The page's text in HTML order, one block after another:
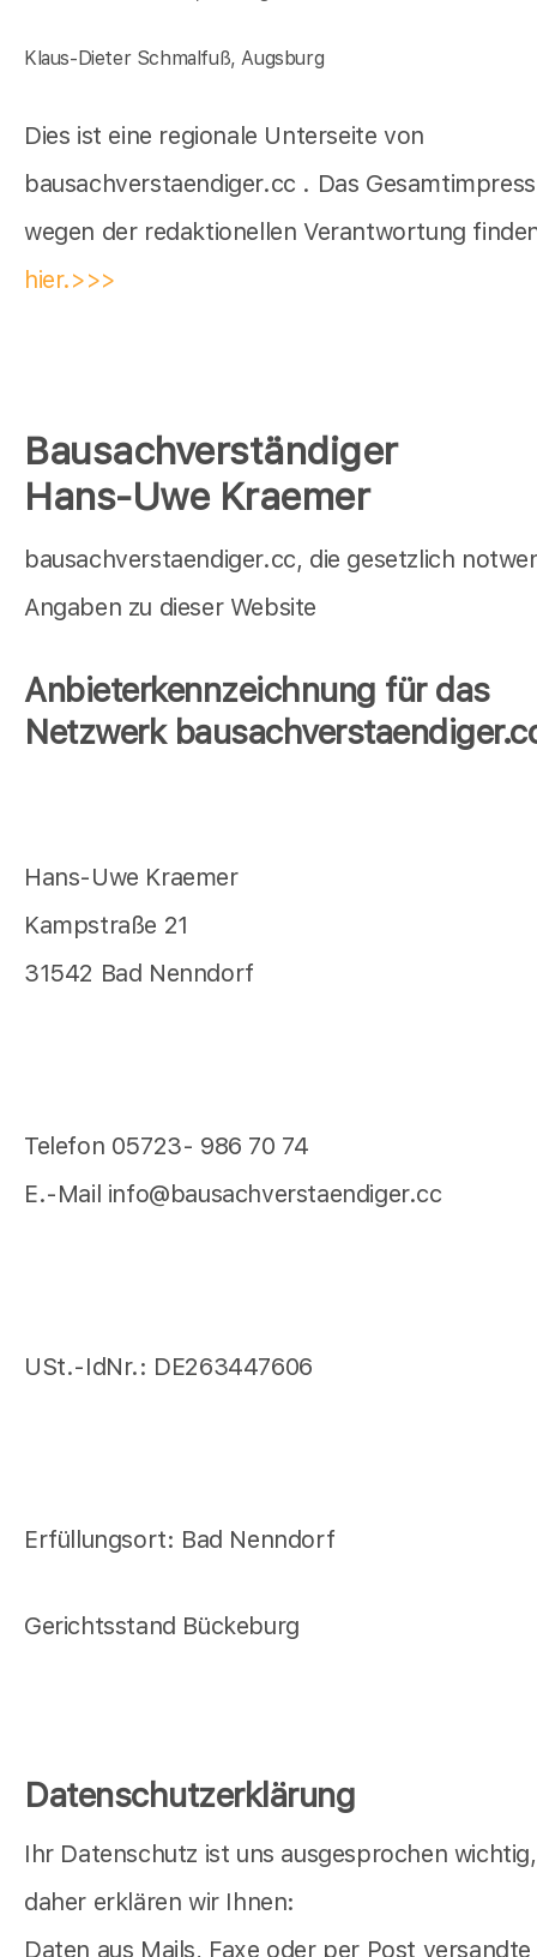
Klaus-Dieter Schmalfuß, Augsburg
Dies ist eine regionale Unterseite von
bausachverstaendiger.cc . Das
wegen der redaktionellen Verantwortung
hier.>>>
Bausachverständiger
Hans-Uwe Kraemer
bausachverstaendiger.cc, die gesetzlich
Angaben zu dieser Website
Anbieterkennzeichnung für das
Netzwerk
Hans-Uwe Kraemer
Kampstraße 21
31542 Bad Nenndorf
Telefon 05723- 986 70 74
E.-Mail info@bausachverstaendiger.cc
USt.-IdNr.: DE263447606
Erfüllungsort: Bad Nenndorf
Gerichtsstand Bückeburg
Datenschutzerklärung
Ihr Datenschutz ist uns ausgesprochen wichtig,
daher erklären wir Ihnen:
Daten aus Mails, Faxe oder per Post versandte